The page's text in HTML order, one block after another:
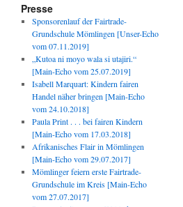
Presse
Sponsorenlauf der Fairtrade-
Grundschule Mömlingen [Unser-Echo
vom 07.11.2019]
„Kutoa ni moyo wala si utajiri.“
[Main-Echo vom 25.07.2019]
Isabell Marquart: Kindern fairen
Handel näher bringen [Main-Echo
vom 24.10.2018]
Paula Print . . . bei fairen Kindern
[Main-Echo vom 17.03.2018]
Afrikanisches Flair in Mömlingen
[Main-Echo vom 29.07.2017]
Mömlinger feiern erste Fairtrade-
Grundschule im Kreis [Main-Echo
vom 27.07.2017]